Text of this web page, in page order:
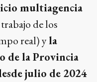
multiagencia
de los
real) yla
de la Provincia
julio de 2024